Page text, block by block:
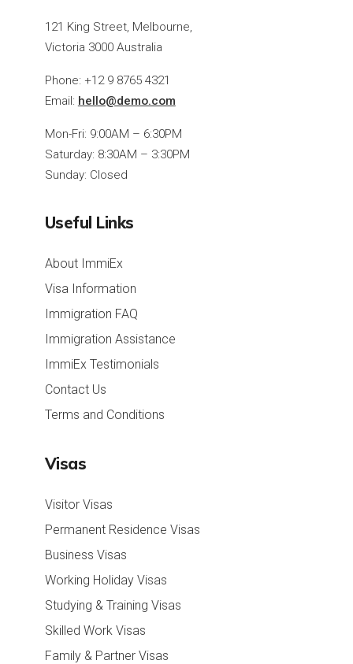
121 King Street, Melbourne,
Victoria 3000 Australia
Phone: +12 9 8765 4321
Email: hello@demo.com
Mon-Fri: 9:00AM – 6:30PM
Saturday: 8:30AM – 3:30PM
Sunday: Closed
Useful Links
About ImmiEx
Visa Information
Immigration FAQ
Immigration Assistance
ImmiEx Testimonials
Contact Us
Terms and Conditions
Visas
Visitor Visas
Permanent Residence Visas
Business Visas
Working Holiday Visas
Studying & Training Visas
Skilled Work Visas
Family & Partner Visas